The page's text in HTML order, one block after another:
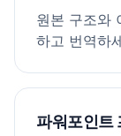
원본 구조와
하고 번역하
파워포인트